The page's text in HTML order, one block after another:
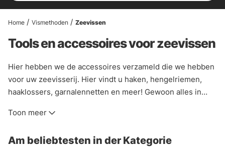
Home Vismethoden Zeevissen
Tools en accessoires voor zeevissen
Hier hebben we de accessoires verzameld die we hebben
voor uw zeevisserij. Hier vindt u haken, hengelriemen,
haaklossers, garnalennetten en meer! Gewoon alles in
Toon meer
Am beliebtesten in der Kategorie